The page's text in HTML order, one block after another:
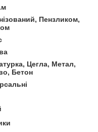
Пензликом,
Цегла, Метал,
Бетон